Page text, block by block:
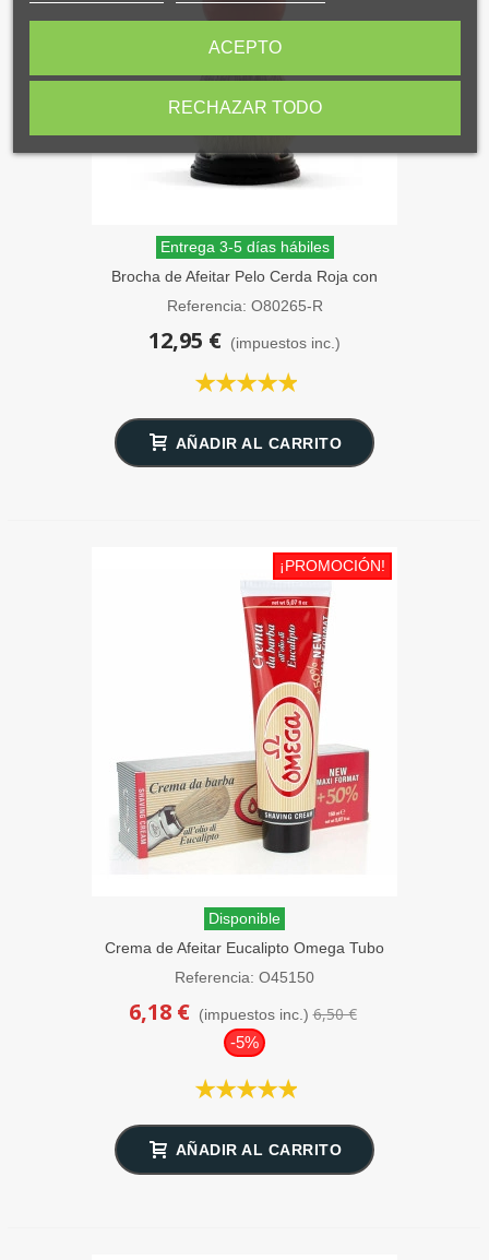
Entrega 3-5 días hábiles
Brocha de Afeitar Pelo Cerda Roja con
Soporte Omega
Referencia: O80265-R
12,95 € (impuestos inc.)
AÑADIR AL CARRITO
¡PROMOCIÓN!
Disponible
Crema de Afeitar Eucalipto Omega Tubo
150ml
Referencia: O45150
6,18 € (impuestos inc.) 6,50 €
-5%
AÑADIR AL CARRITO
RECHAZAR TODO
ACEPTO